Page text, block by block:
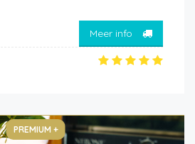
Meer info
PREMIUM +